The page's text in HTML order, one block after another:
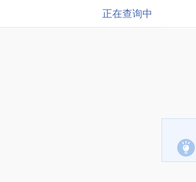
正在查询中